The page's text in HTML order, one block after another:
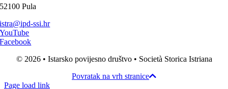
52100 Pula
istra@ipd-ssi.hr
YouTube
Facebook
© 2026 • Istarsko povijesno društvo • Società Storica Istriana
Povratak na vrh stranice
Page load link